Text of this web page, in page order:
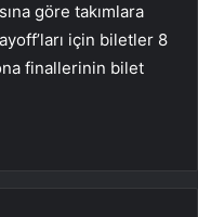
göre takımlara
için biletler 8
finallerinin bilet